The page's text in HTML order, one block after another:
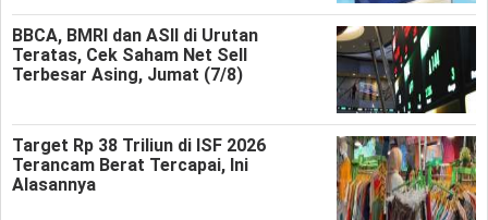
BBCA, BMRI dan ASII di Urutan
Teratas, Cek Saham Net Sell
Terbesar Asing, Jumat (7/8)
Target Rp 38 Triliun di ISF 2026
Terancam Berat Tercapai, Ini
Alasannya